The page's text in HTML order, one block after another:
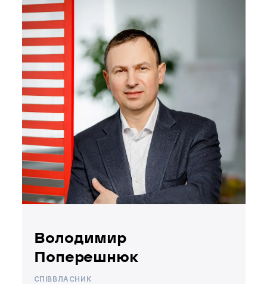
Володимир
Поперешнюк
СПІВВЛАСНИК